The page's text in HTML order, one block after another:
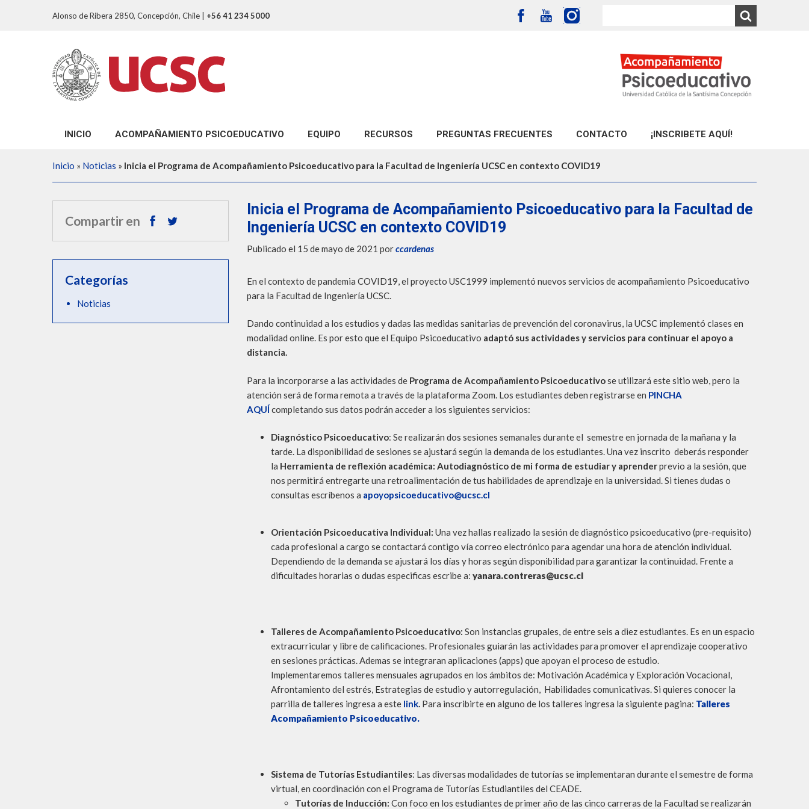
Alonso de Ribera 2850, Concepción, Chile | +56 41 234 5000
INICIO ACOMPAÑAMIENTO PSICOEDUCATIVO
Alertas Académicas
Sistema de Tutorías Estudiantiles
EQUIPO RECURSOS PREGUNTAS FRECUENTES CONTACTO ¡INSCRIBETE AQUÍ!
Inicio » Noticias » Inicia el Programa de Acompañamiento Psicoeducativo para la Facultad de Ingeniería UCSC en contexto COVID19
Inicia el Programa de Acompañamiento Psicoeducativo para la Facultad de
Ingeniería UCSC en contexto COVID19
Publicado el 15 de mayo de 2021 porccardenas
En el contexto de pandemia COVID19, el proyecto USC1999 implementó nuevos servicios de acompañamiento Psicoeducativo
para la Facultad de Ingeniería UCSC.
Dando continuidad a los estudios y dadas las medidas sanitarias de prevención del coronavirus, la UCSC implementó clases en
modalidad online. Es por esto que el Equipo Psicoeducativo adaptó sus actividades y servicios para continuar el apoyo a
distancia.
Para la incorporarse a las actividades de Programa de Acompañamiento Psicoeducativose utilizará este sitio web, pero la
atención será de forma remota a través de la plataforma Zoom. Los estudiantes deben registrarse en PINCHA
AQUÍcompletando sus datos podrán acceder a los siguientes servicios:
Diagnóstico Psicoeducativo: Se realizarán dos sesiones semanales durante el semestre en jornada de la mañana y la
tarde. La disponibilidad de sesiones se ajustará según la demanda de los estudiantes. Una vez inscrito deberás responder
la Herramienta de reflexión académica: Autodiagnóstico de mi forma de estudiar y aprenderprevio a la sesión, que
nos permitirá entregarte una retroalimentación de tus habilidades de aprendizaje en la universidad. Si tienes dudas o
consultas escríbenos a apoyopsicoeducativo@ucsc.cl
Orientación Psicoeducativa Individual: Una vez hallas realizado la sesión de diagnóstico psicoeducativo (pre-requisito)
cada profesional a cargo se contactará contigo vía correo electrónico para agendar una hora de atención individual.
Dependiendo de la demanda se ajustará los días y horas según disponibilidad para garantizar la continuidad. Frente a
dificultades horarias o dudas especificas escribe a: yanara.contreras@ucsc.cl
Talleres de Acompañamiento Psicoeducativo: Son instancias grupales, de entre seis a diez estudiantes. Es en un espacio
extracurricular y libre de calificaciones. Profesionales guiarán las actividades para promover el aprendizaje cooperativo
en sesiones prácticas. Ademas se integraran aplicaciones (apps) que apoyan el proceso de estudio.
Implementaremos talleres mensuales agrupados en los ámbitos de: Motivación Académica y Exploración Vocacional,
Afrontamiento del estrés, Estrategias de estudio y autorregulación, Habilidades comunicativas. Si quieres conocer la
parrilla de talleres ingresa a este link. Para inscribirte en alguno de los talleres ingresa la siguiente pagina: Talleres
Acompañamiento Psicoeducativo.
Sistema de Tutorías Estudiantiles: Las diversas modalidades de tutorías se implementaran durante el semestre de forma
virtual, en coordinación con el Programa de Tutorías Estudiantiles del CEADE.
Tutorías de Inducción: Con foco en los estudiantes de primer año de las cinco carreras de la Facultad se realizarán
Compartir en
Categorías
Noticias